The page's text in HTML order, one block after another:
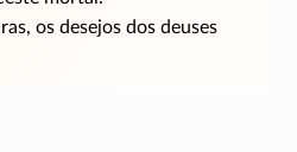
os desejos dos deuses